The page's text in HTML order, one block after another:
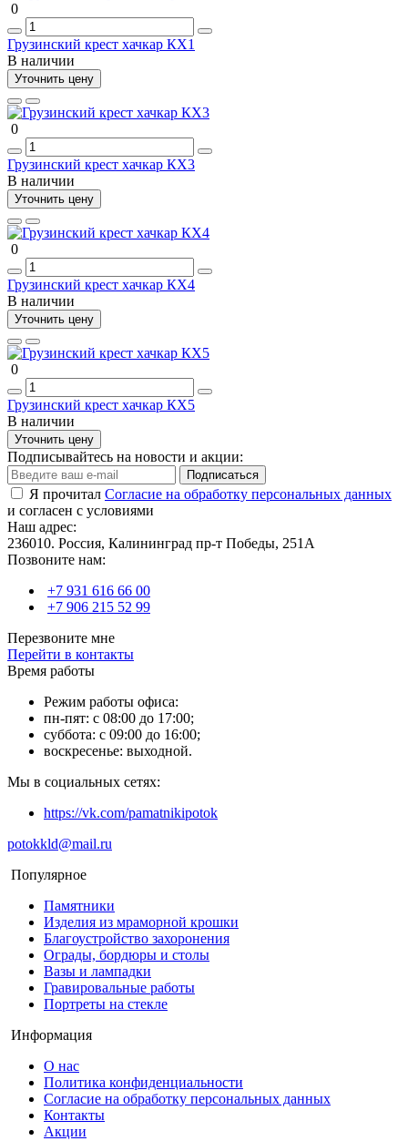
0
Грузинский крест хачкар КХ1
В наличии
Уточнить цену
0
Грузинский крест хачкар КХ3
В наличии
Уточнить цену
0
Грузинский крест хачкар КХ4
В наличии
Уточнить цену
0
Грузинский крест хачкар КХ5
В наличии
Уточнить цену
Подписывайтесь на новости и акции:
Подписаться
Я прочитал Согласие на обработку персональных данных
и согласен с условиями
Наш адрес:
236010. Россия, Калининград пр-т Победы, 251А
Позвоните нам:
+7 931 616 66 00
+7 906 215 52 99
Перезвоните мне
Перейти в контакты
Время работы
Режим работы офиса:
пн-пят: с 08:00 до 17:00;
суббота: с 09:00 до 16:00;
воскресенье: выходной.
Мы в социальных сетях:
https://vk.com/pamatnikipotok
potokkld@mail.ru
Популярное
Памятники
Изделия из мраморной крошки
Благоустройство захоронения
Ограды, бордюры и столы
Вазы и лампадки
Гравировальные работы
Портреты на стекле
Информация
О нас
Политика конфиденциальности
Согласие на обработку персональных данных
Контакты
Акции